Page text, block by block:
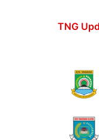
TNG